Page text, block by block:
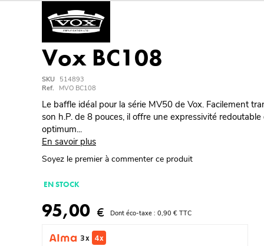
Vox BC108
SKU 514893
Ref.
MVO BC108
Le baffle idéal pour la série MV50 de Vox. Facilement
son h.P. de 8 pouces, il offre une expressivité
optimum...
En savoir plus
Soyez le premier à commenter ce produit
EN STOCK
95,00 € Dont éco-taxe : 0,90 € TTC
3 x 4 x